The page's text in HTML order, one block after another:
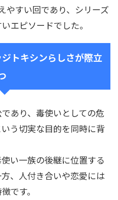
やすい回であり、シリーズ
エピソードでした。
トキシンらしさが際立
あり、毒使いとしての危
う切実な目的を同時に背
い一族の後継に位置する
、人付き合いや恋愛には
です。